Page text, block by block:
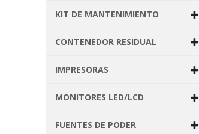
KIT DE MANTENIMIENTO
CONTENEDOR RESIDUAL
IMPRESORAS
MONITORES LED/LCD
FUENTES DE PODER